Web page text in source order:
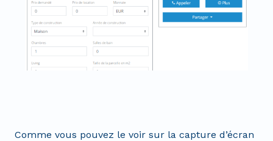
Comme vous pouvez le voir sur la capture d’écran